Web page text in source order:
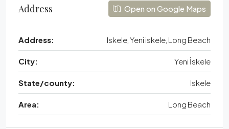
Address Open on Google Maps
Address: Iskele, Yeni iskele, Long Beach
City: Yeni İskele
State/county: Iskele
Area: Long Beach